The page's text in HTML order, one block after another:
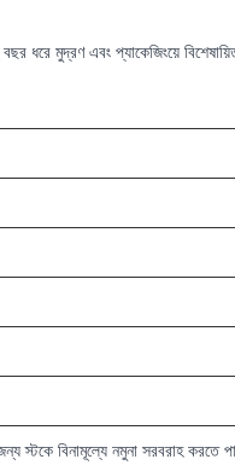
ধরে মুদ্রণ এবং প্যাকেজিংয়ে
স্টকে বিনামূল্যে নমুনা সরবরাহ করতে